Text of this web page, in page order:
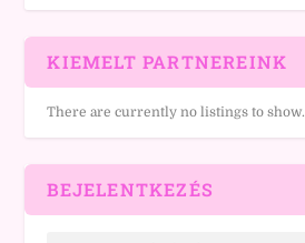
KIEMELT PARTNEREINK
There are currently no listings to show.
BEJELENTKEZÉS